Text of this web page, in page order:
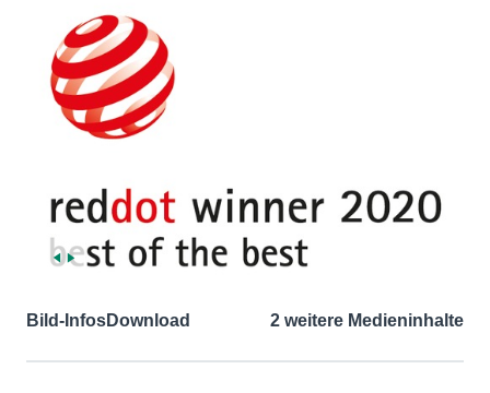
Bild-InfosDownload 2 weitere Medieninhalte